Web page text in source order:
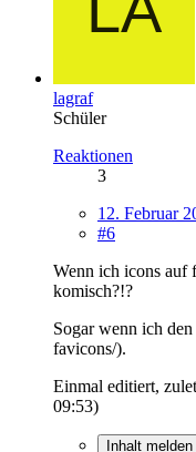
lagraf
Schüler
Reaktionen
3
12. Februar
#6
Wenn ich icons auf
komisch?!?
Sogar wenn ich
favicons/).
Einmal editiert,
09:53)
Inhalt melden